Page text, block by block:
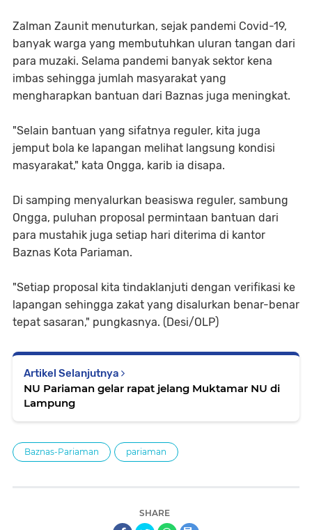
Zalman Zaunit menuturkan, sejak pandemi Covid-19,
banyak warga yang membutuhkan uluran tangan dari
para muzaki. Selama pandemi banyak sektor kena
imbas sehingga jumlah masyarakat yang
mengharapkan bantuan dari Baznas juga meningkat.
"Selain bantuan yang sifatnya reguler, kita juga
jemput bola ke lapangan melihat langsung kondisi
masyarakat," kata Ongga, karib ia disapa.
Di samping menyalurkan beasiswa reguler, sambung
Ongga, puluhan proposal permintaan bantuan dari
para mustahik juga setiap hari diterima di kantor
Baznas Kota Pariaman.
"Setiap proposal kita tindaklanjuti dengan verifikasi ke
lapangan sehingga zakat yang disalurkan benar-benar
tepat sasaran," pungkasnya. (Desi/OLP)
Artikel Selanjutnya
NU Pariaman gelar rapat jelang Muktamar NU di
Lampung
Baznas-Pariaman pariaman
SHARE